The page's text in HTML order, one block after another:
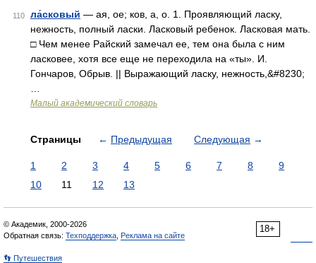
110 ла́сковый — ая, ое; ков, а, о. 1. Проявляющий ласку,
нежность, полный ласки. Ласковый ребенок. Ласковая мать.
□ Чем менее Райский замечал ее, тем она была с ним
ласковее, хотя все еще не переходила на «ты». И.
Гончаров, Обрыв. || Выражающий ласку, нежность,&#8230;
Малый академический словарь
Страницы ← Предыдущая Следующая →
1 2 3 4 5 6 7 8
9
10
11 12 13
18+
© Академик, 2000-2026
Обратная связь: Техподдержка Реклама на сайте
👣 Путешествия